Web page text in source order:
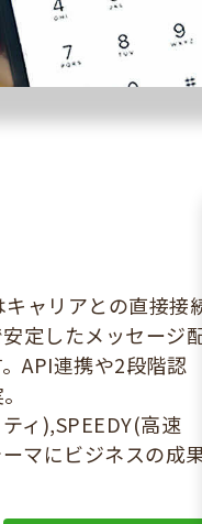
ャリアとの直接接
定したメッセージ
API連携や2段階認
ィ),SPEEDY(高速
マにビジネスの成